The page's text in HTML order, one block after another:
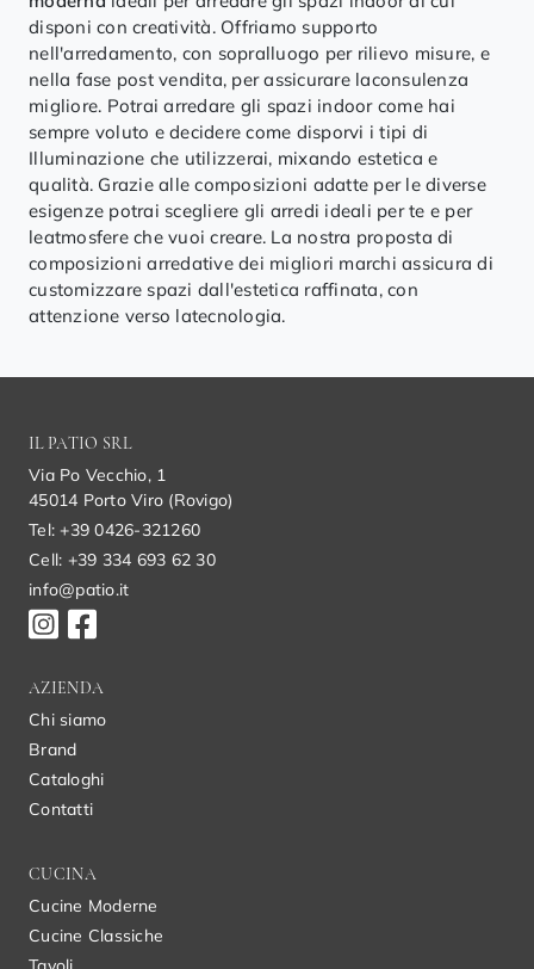
disponi con creatività. Offriamo supporto
nell'arredamento, con sopralluogo per rilievo misure, e
nella fase post vendita, per assicurare laconsulenza
migliore. Potrai arredare gli spazi indoor come hai
sempre voluto e decidere come disporvi i tipi di
Illuminazione che utilizzerai, mixando estetica e
qualità. Grazie alle composizioni adatte per le diverse
esigenze potrai scegliere gli arredi ideali per te e per
leatmosfere che vuoi creare. La nostra proposta di
composizioni arredative dei migliori marchi assicura di
customizzare spazi dall'estetica raffinata, con
attenzione verso latecnologia.
IL PATIO SRL
Via Po Vecchio, 1
45014 Porto Viro (Rovigo)
Tel: +39 0426-321260
Cell: +39 334 693 62 30
info@patio.it
AZIENDA
Chi siamo
Brand
Cataloghi
Contatti
CUCINA
Cucine Moderne
Cucine Classiche